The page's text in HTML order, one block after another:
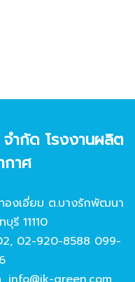
ากัด โรงงานผลิต
กาศ
องเอี่ยม ต.บางรักพัฒนา
รี 11110
, 02-920-8588 099-